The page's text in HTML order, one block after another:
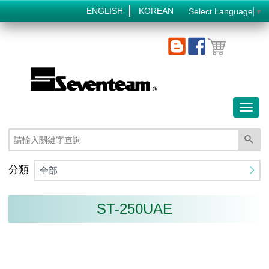
ENGLISH KOREAN Select Language ▼
分類 全部
ST-250UAE